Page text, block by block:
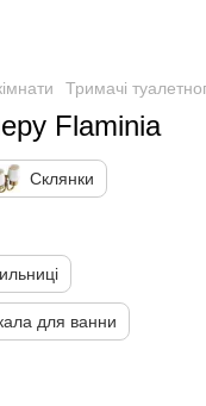
Тримачі
Flaminia
Склянки
для ванни